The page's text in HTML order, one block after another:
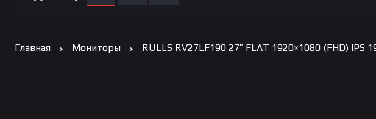
Главная Мониторы RULLS RV27LF190 27″ FLAT 1920×1080 (FHD) IPS